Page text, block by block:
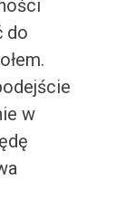
do
w